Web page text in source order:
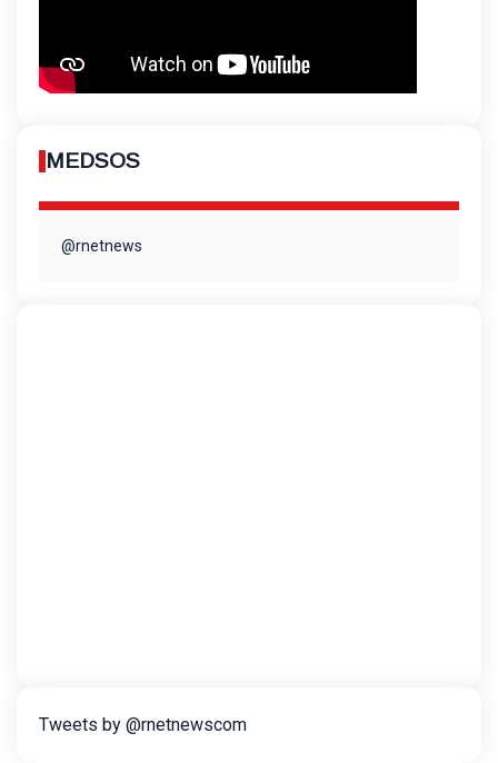
MEDSOS
@rnetnews
Tweets by @rnetnewscom